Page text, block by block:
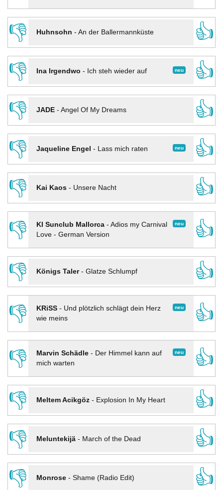
👎
Huhnsohn - An der Ballermannküste
👍
👎
neu
Ina Irgendwo - Ich steh wieder auf
👍
👎
JADE- Angel Of My Dreams
👍
👎
neu
Jaqueline Engel - Lass mich raten
👍
👎
Kai Kaos- Unsere Nacht
👍
👎
neu
KI Sunclub Mallorca- Adios my Carnival
Love - German Version
👍
👎
Königs Taler- Glatze Schlumpf
👍
👎
neu
KRiSS- Und plötzlich schlägt dein Herz
wie meins
👍
👎 neu
Marvin Schädle- Der Himmel kann auf
mich warten
👍
👎
Meltem Acikgöz- Explosion In My Heart
👍
👎
Meluntekijä- March of the Dead
👍
👎
Monrose- Shame (Radio Edit)
👍